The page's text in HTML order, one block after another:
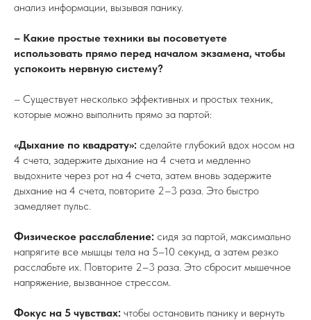
анализ информации, вызывая панику.
– Какие простые техники вы посоветуете
использовать прямо перед началом экзамена, чтобы
успокоить нервную систему?
– Существует несколько эффективных и простых техник,
которые можно выполнить прямо за партой:
«Дыхание по квадрату»: сделайте глубокий вдох носом на
4 счета, задержите дыхание на 4 счета и медленно
выдохните через рот на 4 счета, затем вновь задержите
дыхание на 4 счета, повторите 2–3 раза. Это быстро
замедляет пульс.
Физическое расслабление: сидя за партой, максимально
напрягите все мышцы тела на 5–10 секунд, а затем резко
расслабьте их. Повторите 2–3 раза. Это сбросит мышечное
напряжение, вызванное стрессом.
Фокус на 5 чувствах: чтобы остановить панику и вернуть